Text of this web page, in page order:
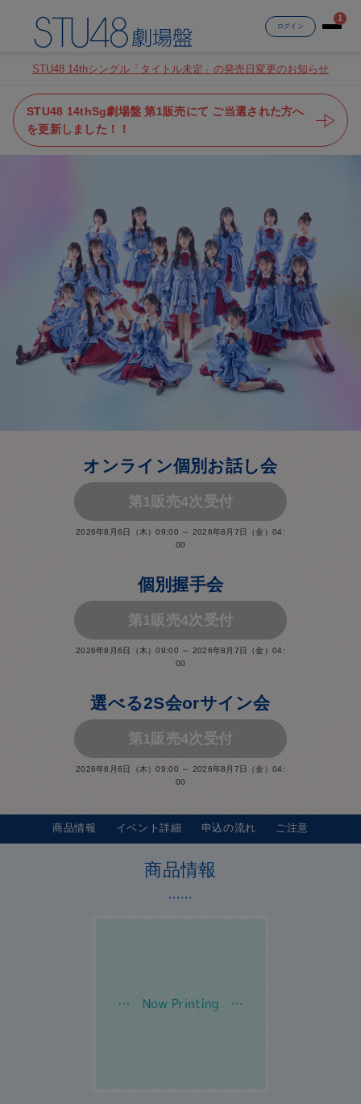
ログイン
1
STU48 14thシングル「タイトル未定」の発売日変更のお知らせ
STU48 14thSg劇場盤 第1販売にて ご当選された方へ
を更新しました！！
オンライン個別お話し会
第1販売4次受付
2026年8月6日（木）09:00 ～ 2026年8月7日（金）04:
00
個別握手会
第1販売4次受付
2026年8月6日（木）09:00 ～ 2026年8月7日（金）04:
00
選べる2S会orサイン会
第1販売4次受付
2026年8月6日（木）09:00 ～ 2026年8月7日（金）04:
00
商品情報 イベント詳細 申込の流れ ご注意
商品情報
......